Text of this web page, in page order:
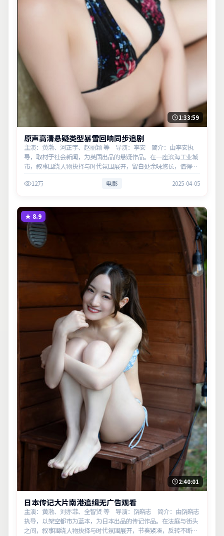
1:33:59
原声高清悬疑类型暴雪回响同步追剧
主演：黄渤、河正宇、赵丽颖 等 导演：李安 简介：由李安执
导，取材于社会新闻，为英国出品的悬疑作品。在一座滨海工业城
市，叙事围绕人物抉择与时代氛围展开，留白处余味悠长，值得细
12万 电影 2025-04-05
★ 8.9
2:40:01
日本传记大片南港追缉无广告观看
主演：黄渤、刘亦菲、全智贤 等 导演：饶晓志 简介：由饶晓志
执导，以架空都市为蓝本，为日本出品的传记作品。在法庭与街头
之间，叙事围绕人物抉择与时代氛围展开，节奏紧凑，反转不断。